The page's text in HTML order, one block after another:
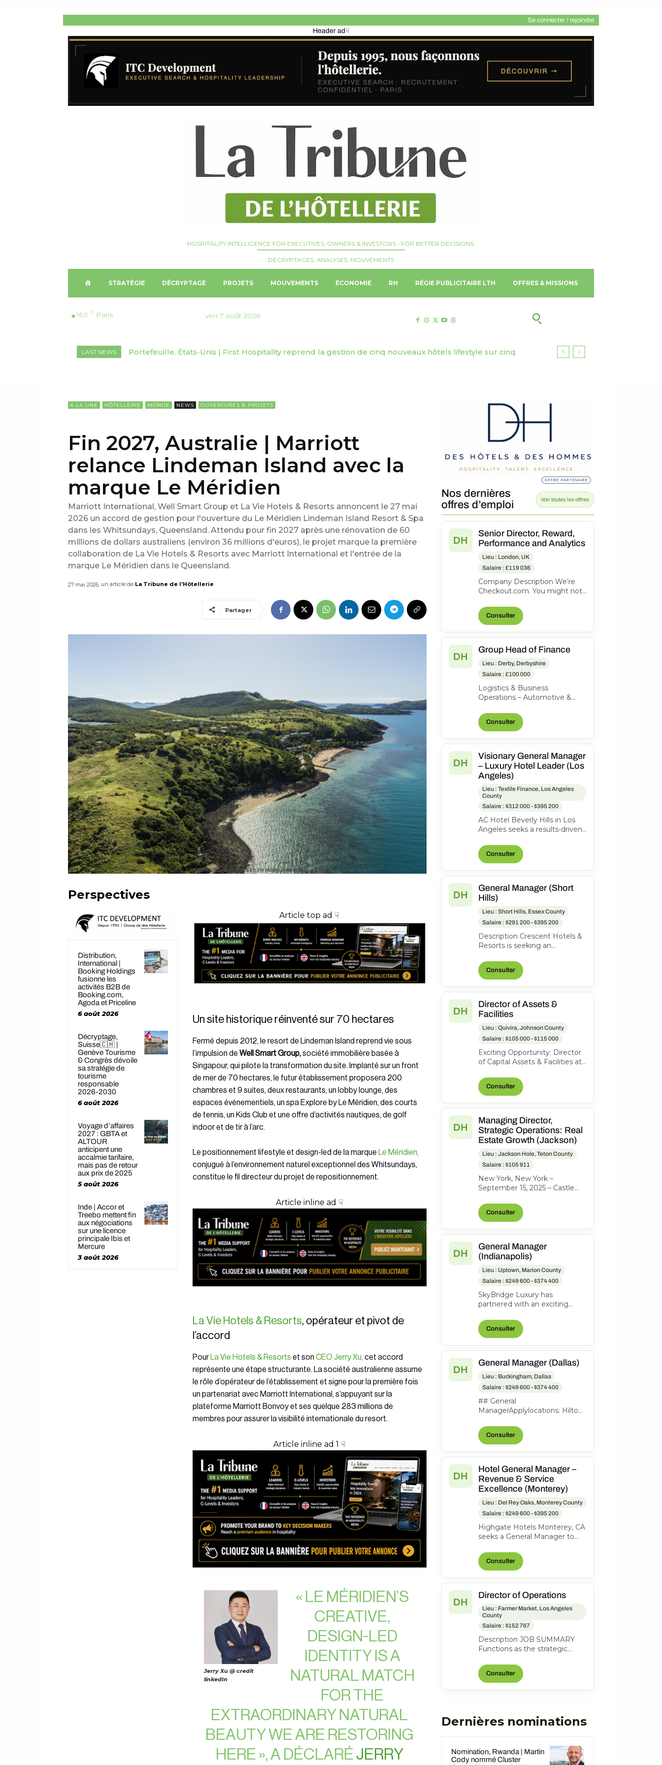
Se connecter / rejoindre
Header ad☟
HOSPITALITY INTELLIGENCE FOR EXECUTIVES, OWNERS & INVESTORS • FOR BETTER DECISIONS.
DÉCRYPTAGES, ANALYSES, MOUVEMENTS
U
I
STRATÉGIE DÉCRYPTAGE PROJETS MOUVEMENTS ÉCONOMIE RH RÉGIE PUBLICITAIRE LTH OFFRES & MISSIONS
16.9 C Paris ven 7 août 2026
LAST NEWS
Portefeuille, États-Unis | First Hospitality reprend la gestion de cinq nouveaux hôtels lifestyle sur cinq
Décryptage, Suisse🇨🇭 | Genève Tourisme & Congrès dévoile sa stratégie de tourisme responsable
A LA UNE HÔTELLERIE MONDE NEWS OUVERTURES & PROJETS
Fin 2027, Australie | Marriott
relance Lindeman Island avec la
marque Le Méridien
Marriott International, Well Smart Group et La Vie Hotels & Resorts annoncent le 27 mai
2026 un accord de gestion pour l'ouverture du Le Méridien Lindeman Island Resort & Spa
dans les Whitsundays, Queensland. Attendu pour fin 2027 après une rénovation de 60
millions de dollars australiens (environ 36 millions d'euros), le projet marque la première
collaboration de La Vie Hotels & Resorts avec Marriott International et l'entrée de la
marque Le Méridien dans le Queensland.
27 mai 2026, un article de La Tribune de l’Hôtellerie
Partager
Lindeman Island @ credit La Vie Hotels & Resorts
Perspectives
Distribution,
International |
Booking Holdings
fusionne les
activités B2B de
Booking.com,
Agoda et Priceline
6 août 2026
Décryptage,
Suisse🇨🇭 |
Genève Tourisme
& Congrès dévoile
sa stratégie de
tourisme
responsable
2026-2030
6 août 2026
Voyage d’affaires
2027 : GBTA et
ALTOUR
anticipent une
accalmie tarifaire,
mais pas de retour
aux prix de 2025
5 août 2026
Inde | Accor et
Treebo mettent fin
aux négociations
sur une licence
principale Ibis et
Mercure
3 août 2026
Article top ad ☟
Un site historique réinventé sur 70 hectares
Fermé depuis 2012, le resort de Lindeman Island reprend vie sous
l’impulsion de Well Smart Group,société immobilière basée à
Singapour, qui pilote la transformation du site. Implanté sur un front
de mer de 70 hectares, le futur établissement proposera 200
chambres et 9 suites, deux restaurants, un lobby lounge, des
espaces événementiels, un spa Explore by Le Méridien, des courts
de tennis, un Kids Club et une offre d’activités nautiques, de golf
indoor et de tir à l’arc.
Le positionnement lifestyle et design-led de la marque Le Méridien,
conjugué à l’environnement naturel exceptionnel des Whitsundays,
constitue le fil directeur du projet de repositionnement.
Article inline ad ☟
La Vie Hotels & Resorts, opérateur et pivot de
l’accord
Pour La Vie Hotels & Resorts et son CEO Jerry Xu, cet accord
représente une étape structurante. La société australienne assume
le rôle d’opérateur de l’établissement et signe pour la première fois
un partenariat avec Marriott International, s’appuyant sur la
plateforme Marriott Bonvoy et ses quelque 283 millions de
membres pour assurer la visibilité internationale du resort.
Article inline ad 1 ☟
Jerry Xu @ credit
linkedIn
« LE MÉRIDIEN’S
CREATIVE,
DESIGN-LED
IDENTITY IS A
NATURAL MATCH
FOR THE
EXTRAORDINARY NATURAL
BEAUTY WE ARE RESTORING
HERE », A DÉCLARÉ JERRY
Nos dernières
offres d’emploi
Voir toutes les offres
DH
Senior Director, Reward,
Performance and Analytics
Lieu : London, UK
Salaire : £119 036
Company Description We’re
Checkout.com. You might not
companies like eBay, Spotify,
Klarna, Uber,...
Consulter
DH
Group Head of Finance
Lieu : Derby, Derbyshire
Salaire : £100 000
Logistics & Business
Operations – Automotive &
Product | Private Equity-
Backed Our client is a...
Consulter
DH
Visionary General Manager
– Luxury Hotel Leader (Los
Angeles)
Lieu : Textile Finance, Los Angeles
County
Salaire : $312 000 - $395 200
AC Hotel Beverly Hills in Los
Angeles seeks a results-driven
200-room lifestyle hotel and...
Consulter
DH
General Manager (Short
Hills)
Lieu : Short Hills, Essex County
Salaire : $291 200 - $395 200
Description Crescent Hotels &
Resorts is seeking an
to lead the Hilton Short Hills. At
Cr...Consulter
DH
Director of Assets &
Facilities
Lieu : Quivira, Johnson County
Salaire : $105 000 - $115 000
Exciting Opportunity: Director
of Capital Assets & Facilities at
Consulting, Inc. About the
role...Consulter
DH
Managing Director,
Strategic Operations: Real
Estate Growth (Jackson)
Lieu : Jackson Hole, Teton County
Salaire : $105 911
New York, New York –
September 15, 2025 – Castle
or “CPH”), the investment firm
behind...
Consulter
DH
General Manager
(Indianapolis)
Lieu : Uptown, Marion County
Salaire : $249 600 - $374 400
SkyBridge Luxury has
partnered with an exciting
exceptional General Manager
to lead th...
Consulter
DH
General Manager (Dallas)
Lieu : Buckingham, Dallas
Salaire : $249 600 - $374 400
## General
ManagerApplylocations: Hilton
Downtowntime type: Full
timeposted on: Posted
Consulter
DH
Hotel General Manager –
Revenue & Service
Excellence (Monterey)
Lieu : Del Rey Oaks, Monterey County
Salaire : $249 600 - $395 200
Highgate Hotels Monterey, CA
seeks a General Manager to
profitability through revenue
grow...
Consulter
DH
Director of Operations
Lieu : Farmer Market, Los Angeles
County
Salaire : $152 767
Description JOB SUMMARY
Functions as the strategic
property's Hotel Operations.
Areas of respo...
Consulter
Dernières nominations
Nomination, Rwanda | Martin
Cody nommé Cluster